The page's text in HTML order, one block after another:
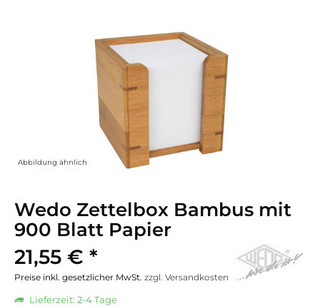
Abbildung ähnlich
Wedo Zettelbox Bambus mit
900 Blatt Papier
21,55 € *
Preise inkl. gesetzlicher MwSt. zzgl. Versandkosten
Lieferzeit: 2-4 Tage